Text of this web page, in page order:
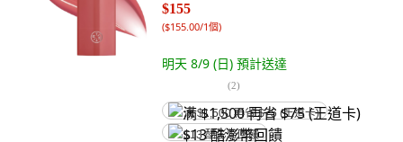
$155
($155.00/1個)
明天 8/9 (日) 預計送達
(2)
满 $1,500 再省 $75 (王道卡)
$13 酷澎幣回饋